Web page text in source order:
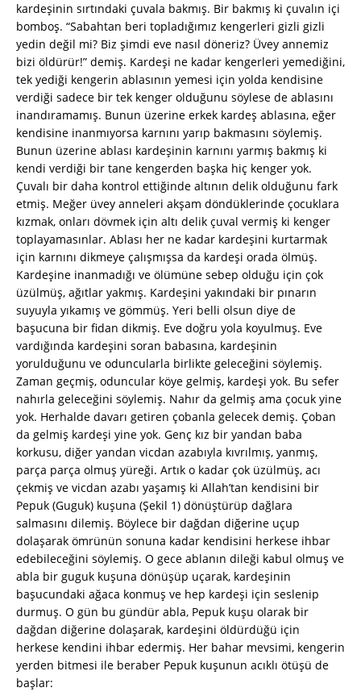
kardeşinin sırtındaki çuvala bakmış. Bir bakmış ki çuvalın içi
bomboş. “Sabahtan beri topladığımız kengerleri gizli gizli
yedin değil mi? Biz şimdi eve nasıl döneriz? Üvey annemiz
bizi öldürür!” demiş. Kardeşi ne kadar kengerleri yemediğini,
tek yediği kengerin ablasının yemesi için yolda kendisine
verdiği sadece bir tek kenger olduğunu söylese de ablasını
inandıramamış. Bunun üzerine erkek kardeş ablasına, eğer
kendisine inanmıyorsa karnını yarıp bakmasını söylemiş.
Bunun üzerine ablası kardeşinin karnını yarmış bakmış ki
kendi verdiği bir tane kengerden başka hiç kenger yok.
Çuvalı bir daha kontrol ettiğinde altının delik olduğunu fark
etmiş. Meğer üvey anneleri akşam döndüklerinde çocuklara
kızmak, onları dövmek için altı delik çuval vermiş ki kenger
toplayamasınlar. Ablası her ne kadar kardeşini kurtarmak
için karnını dikmeye çalışmışsa da kardeşi orada ölmüş.
Kardeşine inanmadığı ve ölümüne sebep olduğu için çok
üzülmüş, ağıtlar yakmış. Kardeşini yakındaki bir pınarın
suyuyla yıkamış ve gömmüş. Yeri belli olsun diye de
başucuna bir fidan dikmiş. Eve doğru yola koyulmuş. Eve
vardığında kardeşini soran babasına, kardeşinin
yorulduğunu ve oduncularla birlikte geleceğini söylemiş.
Zaman geçmiş, oduncular köye gelmiş, kardeşi yok. Bu sefer
nahırla geleceğini söylemiş. Nahır da gelmiş ama çocuk yine
yok. Herhalde davarı getiren çobanla gelecek demiş. Çoban
da gelmiş kardeşi yine yok. Genç kız bir yandan baba
korkusu, diğer yandan vicdan azabıyla kıvrılmış, yanmış,
parça parça olmuş yüreği. Artık o kadar çok üzülmüş, acı
çekmiş ve vicdan azabı yaşamış ki Allah’tan kendisini bir
Pepuk (Guguk) kuşuna (Şekil 1) dönüştürüp dağlara
salmasını dilemiş. Böylece bir dağdan diğerine uçup
dolaşarak ömrünün sonuna kadar kendisini herkese ihbar
edebileceğini söylemiş. O gece ablanın dileği kabul olmuş ve
abla bir guguk kuşuna dönüşüp uçarak, kardeşinin
başucundaki ağaca konmuş ve hep kardeşi için seslenip
durmuş. O gün bu gündür abla, Pepuk kuşu olarak bir
dağdan diğerine dolaşarak, kardeşini öldürdüğü için
herkese kendini ihbar edermiş. Her bahar mevsimi, kengerin
yerden bitmesi ile beraber Pepuk kuşunun acıklı ötüşü de
başlar: